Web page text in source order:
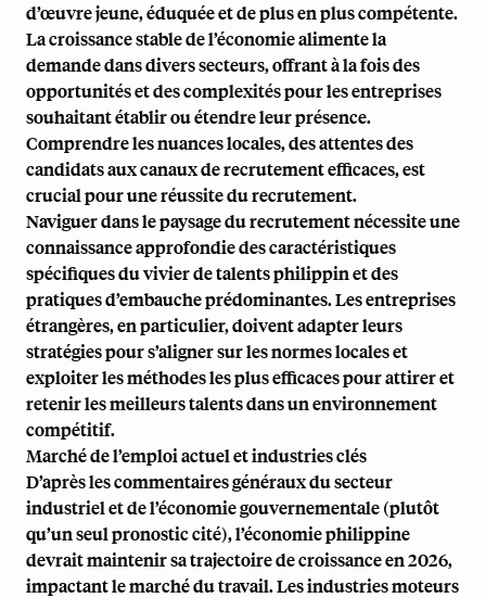
d’œuvre jeune, éduquée et de plus en plus compétente.
La croissance stable de l’économie alimente la
demande dans divers secteurs, offrant à la fois des
opportunités et des complexités pour les entreprises
souhaitant établir ou étendre leur présence.
Comprendre les nuances locales, des attentes des
candidats aux canaux de recrutement efficaces, est
crucial pour une réussite du recrutement.
Naviguer dans le paysage du recrutement nécessite une
connaissance approfondie des caractéristiques
spécifiques du vivier de talents philippin et des
pratiques d’embauche prédominantes. Les entreprises
étrangères, en particulier, doivent adapter leurs
stratégies pour s’aligner sur les normes locales et
exploiter les méthodes les plus efficaces pour attirer et
retenir les meilleurs talents dans un environnement
compétitif.
Marché de l’emploi actuel et industries clés
D’après les commentaires généraux du secteur
industriel et de l’économie gouvernementale (plutôt
qu’un seul pronostic cité), l’économie philippine
devrait maintenir sa trajectoire de croissance en 2026,
impactant le marché du travail. Les industries moteurs